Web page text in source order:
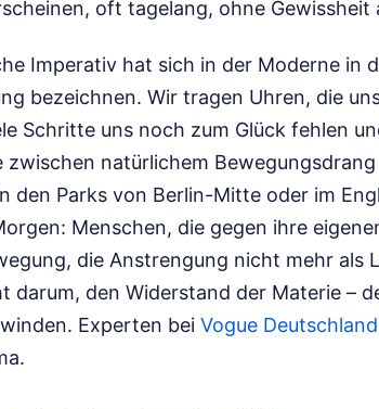
oft tagelang, ohne Gewissheit
Imperativ hat sich in der Moderne in
bezeichnen. Wir tragen Uhren, die
Schritte uns noch zum Glück fehlen
zwischen natürlichem
den Parks von Berlin-Mitte oder im
Menschen, die gegen ihre
die Anstrengung nicht mehr als
darum, den Widerstand der Materie –
Experten bei Vogue Deutschland